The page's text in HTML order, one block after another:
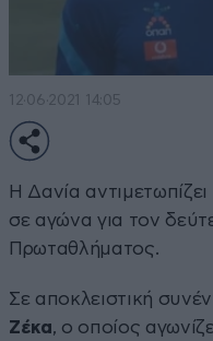
12·06·2021 14:05
Η Δανία
σε αγώνα για τον
Πρωταθλήματος.
Σε αποκλειστική
Ζέκα, ο οποίος